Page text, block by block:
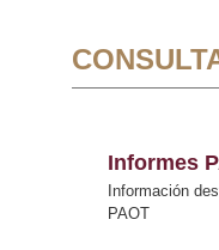
Informes
Información
PAOT